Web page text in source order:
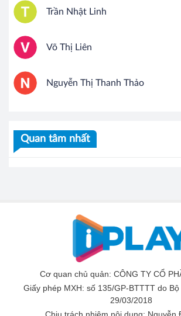
Trần Nhật Linh
Võ Thị Liên
Nguyễn Thị Thanh Thảo
Quan tâm nhất
Cơ quan chủ quản: CÔNG TY CỔ
Giấy phép MXH: số 135/GP-BTTTT do
29/03/2018